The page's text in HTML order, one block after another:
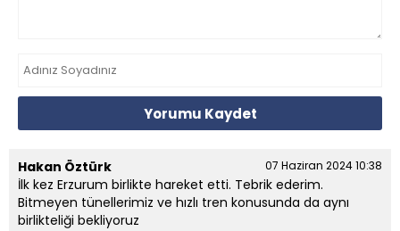
Yorumu Kaydet
Hakan Öztürk 07 Haziran 2024 10:38
İlk kez Erzurum birlikte hareket etti. Tebrik ederim.
Bitmeyen tünellerimiz ve hızlı tren konusunda da aynı
birlikteliği bekliyoruz